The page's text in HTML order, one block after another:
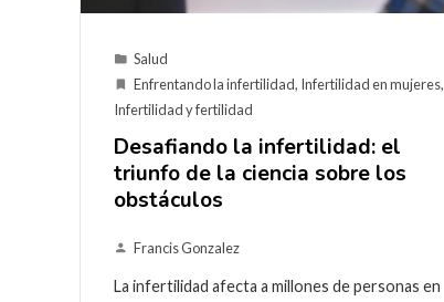
Salud
Enfrentando la infertilidad, Infertilidad en mujeres,
Infertilidad y fertilidad
Desafiando la infertilidad: el
triunfo de la ciencia sobre los
obstáculos
Francis Gonzalez
La infertilidad afecta a millones de personas en